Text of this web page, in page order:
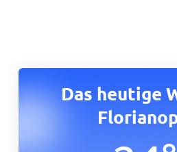
Das heutige